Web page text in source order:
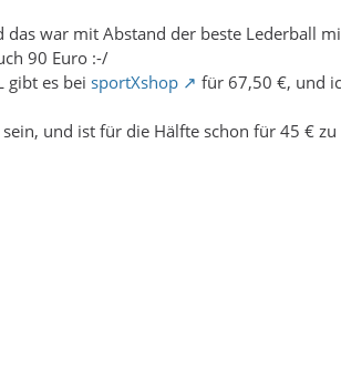
war mit Abstand der beste Lederball
90 Euro :-/
gibt es bei sportXshop
für 67,50 €, und
und ist für die Hälfte schon für 45 € zu